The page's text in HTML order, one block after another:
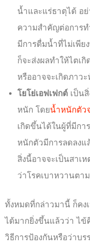
น้ำและแร่ธาตุได้ อ
ความสำคัญต่อการท
มีการดื่มน้ำที่ไม่เพีย
ก็จะส่งผลทำให้ไตเ
หรืออาจจะเกิดภาว
โยโย่เอฟเฟกต์เป็นสิ่
หนัก โดยน้ำหนักตัว
เกิดขึ้นได้ในผู้ที่มีกา
หนักตัวมีการลดลงแ
สิ่งนี้อาจจะเป็นสาเ
ว่าโรคเบาหวานตา
ทั้งหมดที่กล่าวมานี้ ก็คง
ได้มากยิ่งขึ้นแล้วว่า ไข้
วิธีการป้องกันหรือว่าบร